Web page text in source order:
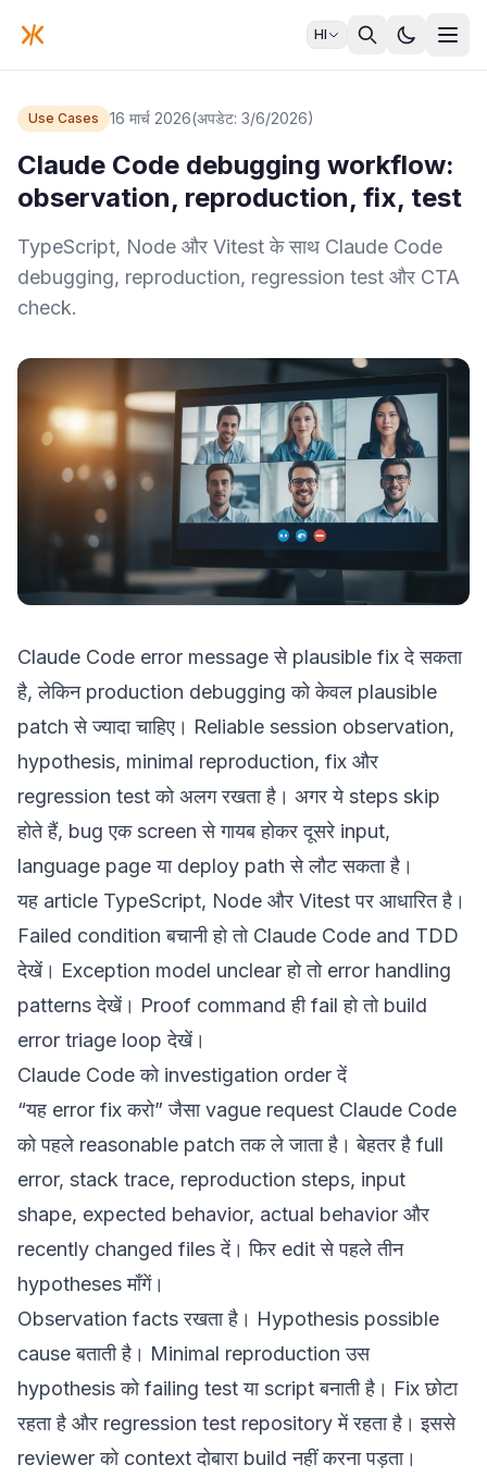
HI
Use Cases 16 मार्च 2026(अपडेट: 3/6/2026)
Claude Code debugging workflow:
observation, reproduction, fix, test
TypeScript, Node और Vitest के साथ Claude Code
debugging, reproduction, regression test और CTA
check.
Claude Code error message से plausible fix दे सकता
है, लेकिन production debugging को केवल plausible
patch से ज्यादा चाहिए। Reliable session observation,
hypothesis, minimal reproduction, fix और
regression test को अलग रखता है। अगर ये steps skip
होते हैं, bug एक screen से गायब होकर दूसरे input,
language page या deploy path से लौट सकता है।
यह article TypeScript, Node और Vitest पर आधारित है।
Failed condition बचानी हो तो Claude Code and TDD
देखें। Exception model unclear हो तो error handling
patternsदेखें। Proof command ही fail हो तो build
error triage loop देखें।
Claude Code को investigation order दें
“यह error fix करो” जैसा vague request Claude Code
को पहले reasonable patch तक ले जाता है। बेहतर है full
error, stack trace, reproduction steps, input
shape, expected behavior, actual behavior और
recently changed files दें। फिर edit से पहले तीन
hypotheses माँगें।
Observation facts रखता है। Hypothesis possible
cause बताती है। Minimal reproduction उस
hypothesis को failing test या script बनाती है। Fix छोटा
रहता है और regression test repository में रहता है। इससे
reviewer को context दोबारा build नहीं करना पड़ता।